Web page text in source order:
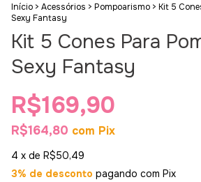
Início > Acessórios > Pompoarismo > Kit 5
Sexy Fantasy
Kit 5 Cones Para
Sexy Fantasy
R$169,90
R$164,80 com Pix
4 x de R$50,49
3% de desconto pagando com Pix